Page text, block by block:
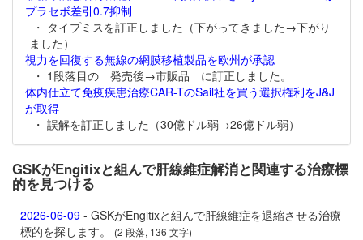
プラセボ差引0.7抑制
・ タイプミスを訂正しました（下がってきました→下がり
ました）
視力を回復する無線の網膜移植製品を欧州が承認
・ 1段落目の 発売後→市販品 に訂正しました。
体内仕立て免疫疾患治療CAR-TのSail社を買う選択権利をJ&J
が取得
・ 誤解を訂正しました（30億ドル弱→26億ドル弱）
GSKがEngitixと組んで肝線維症解消と関連する治療標
的を見つける
2026-06-09 - GSKがEngitixと組んで肝線維症を退縮させる治療
標的を探します。
(2 段落, 136 文字)